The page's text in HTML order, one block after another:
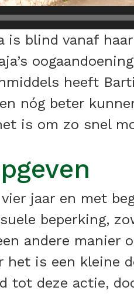
is blind vanaf
heeft
nóg beter
is om zo snel
vier jaar en met
beperking,
andere manier
het is een kleine
tot deze actie,